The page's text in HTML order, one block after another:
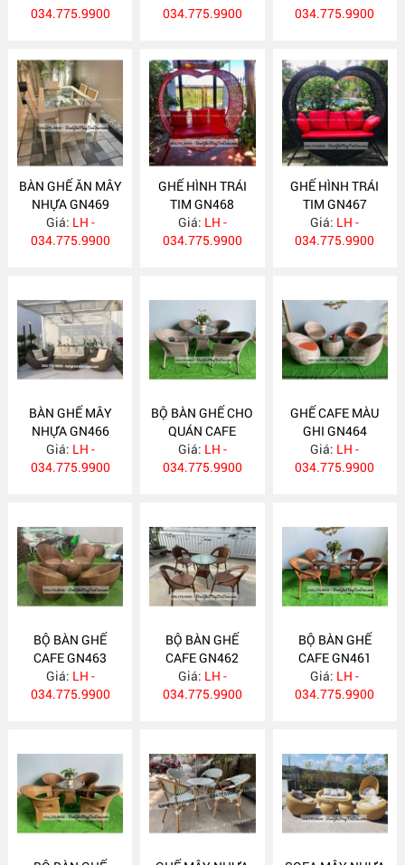
034.775.9900
034.775.9900
034.775.9900
BÀN GHẾ ĂN MÂY
NHỰA GN469
Giá: LH -
034.775.9900
GHẾ HÌNH TRÁI
TIM GN468
Giá: LH -
034.775.9900
GHẾ HÌNH TRÁI
TIM GN467
Giá: LH -
034.775.9900
BÀN GHẾ MÂY
NHỰA GN466
Giá: LH -
034.775.9900
BỘ BÀN GHẾ CHO
QUÁN CAFE
GN465
Giá: LH -
034.775.9900
GHẾ CAFE MÀU
GHI GN464
Giá: LH -
034.775.9900
BỘ BÀN GHẾ
CAFE GN463
Giá: LH -
034.775.9900
BỘ BÀN GHẾ
CAFE GN462
Giá: LH -
034.775.9900
BỘ BÀN GHẾ
CAFE GN461
Giá: LH -
034.775.9900